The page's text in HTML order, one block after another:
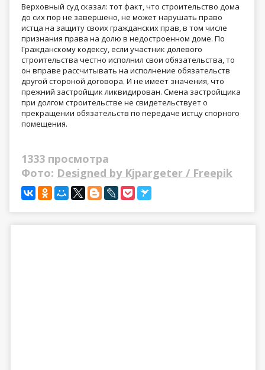
Верховный суд сказал: тот факт, что строительство дома
до сих пор не завершено, не может нарушать право
истца на защиту своих гражданских прав, в том числе
признания права на долю в недостроенном доме. По
Гражданскому кодексу, если участник долевого
строительства честно исполнил свои обязательства, то
он вправе рассчитывать на исполнение обязательств
другой стороной договора. И не имеет значения, что
прежний застройщик ликвидирован. Смена застройщика
при долгом строительстве не свидетельствует о
прекращении обязательств по передаче истцу спорного
помещения.
1333 просмотра
Фото: Designed by Kjpargeter / Freepik